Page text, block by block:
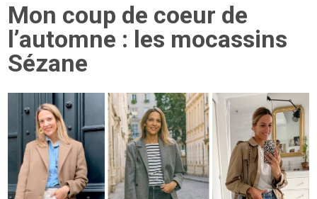
Mon coup de coeur de
l’automne : les mocassins
Sézane